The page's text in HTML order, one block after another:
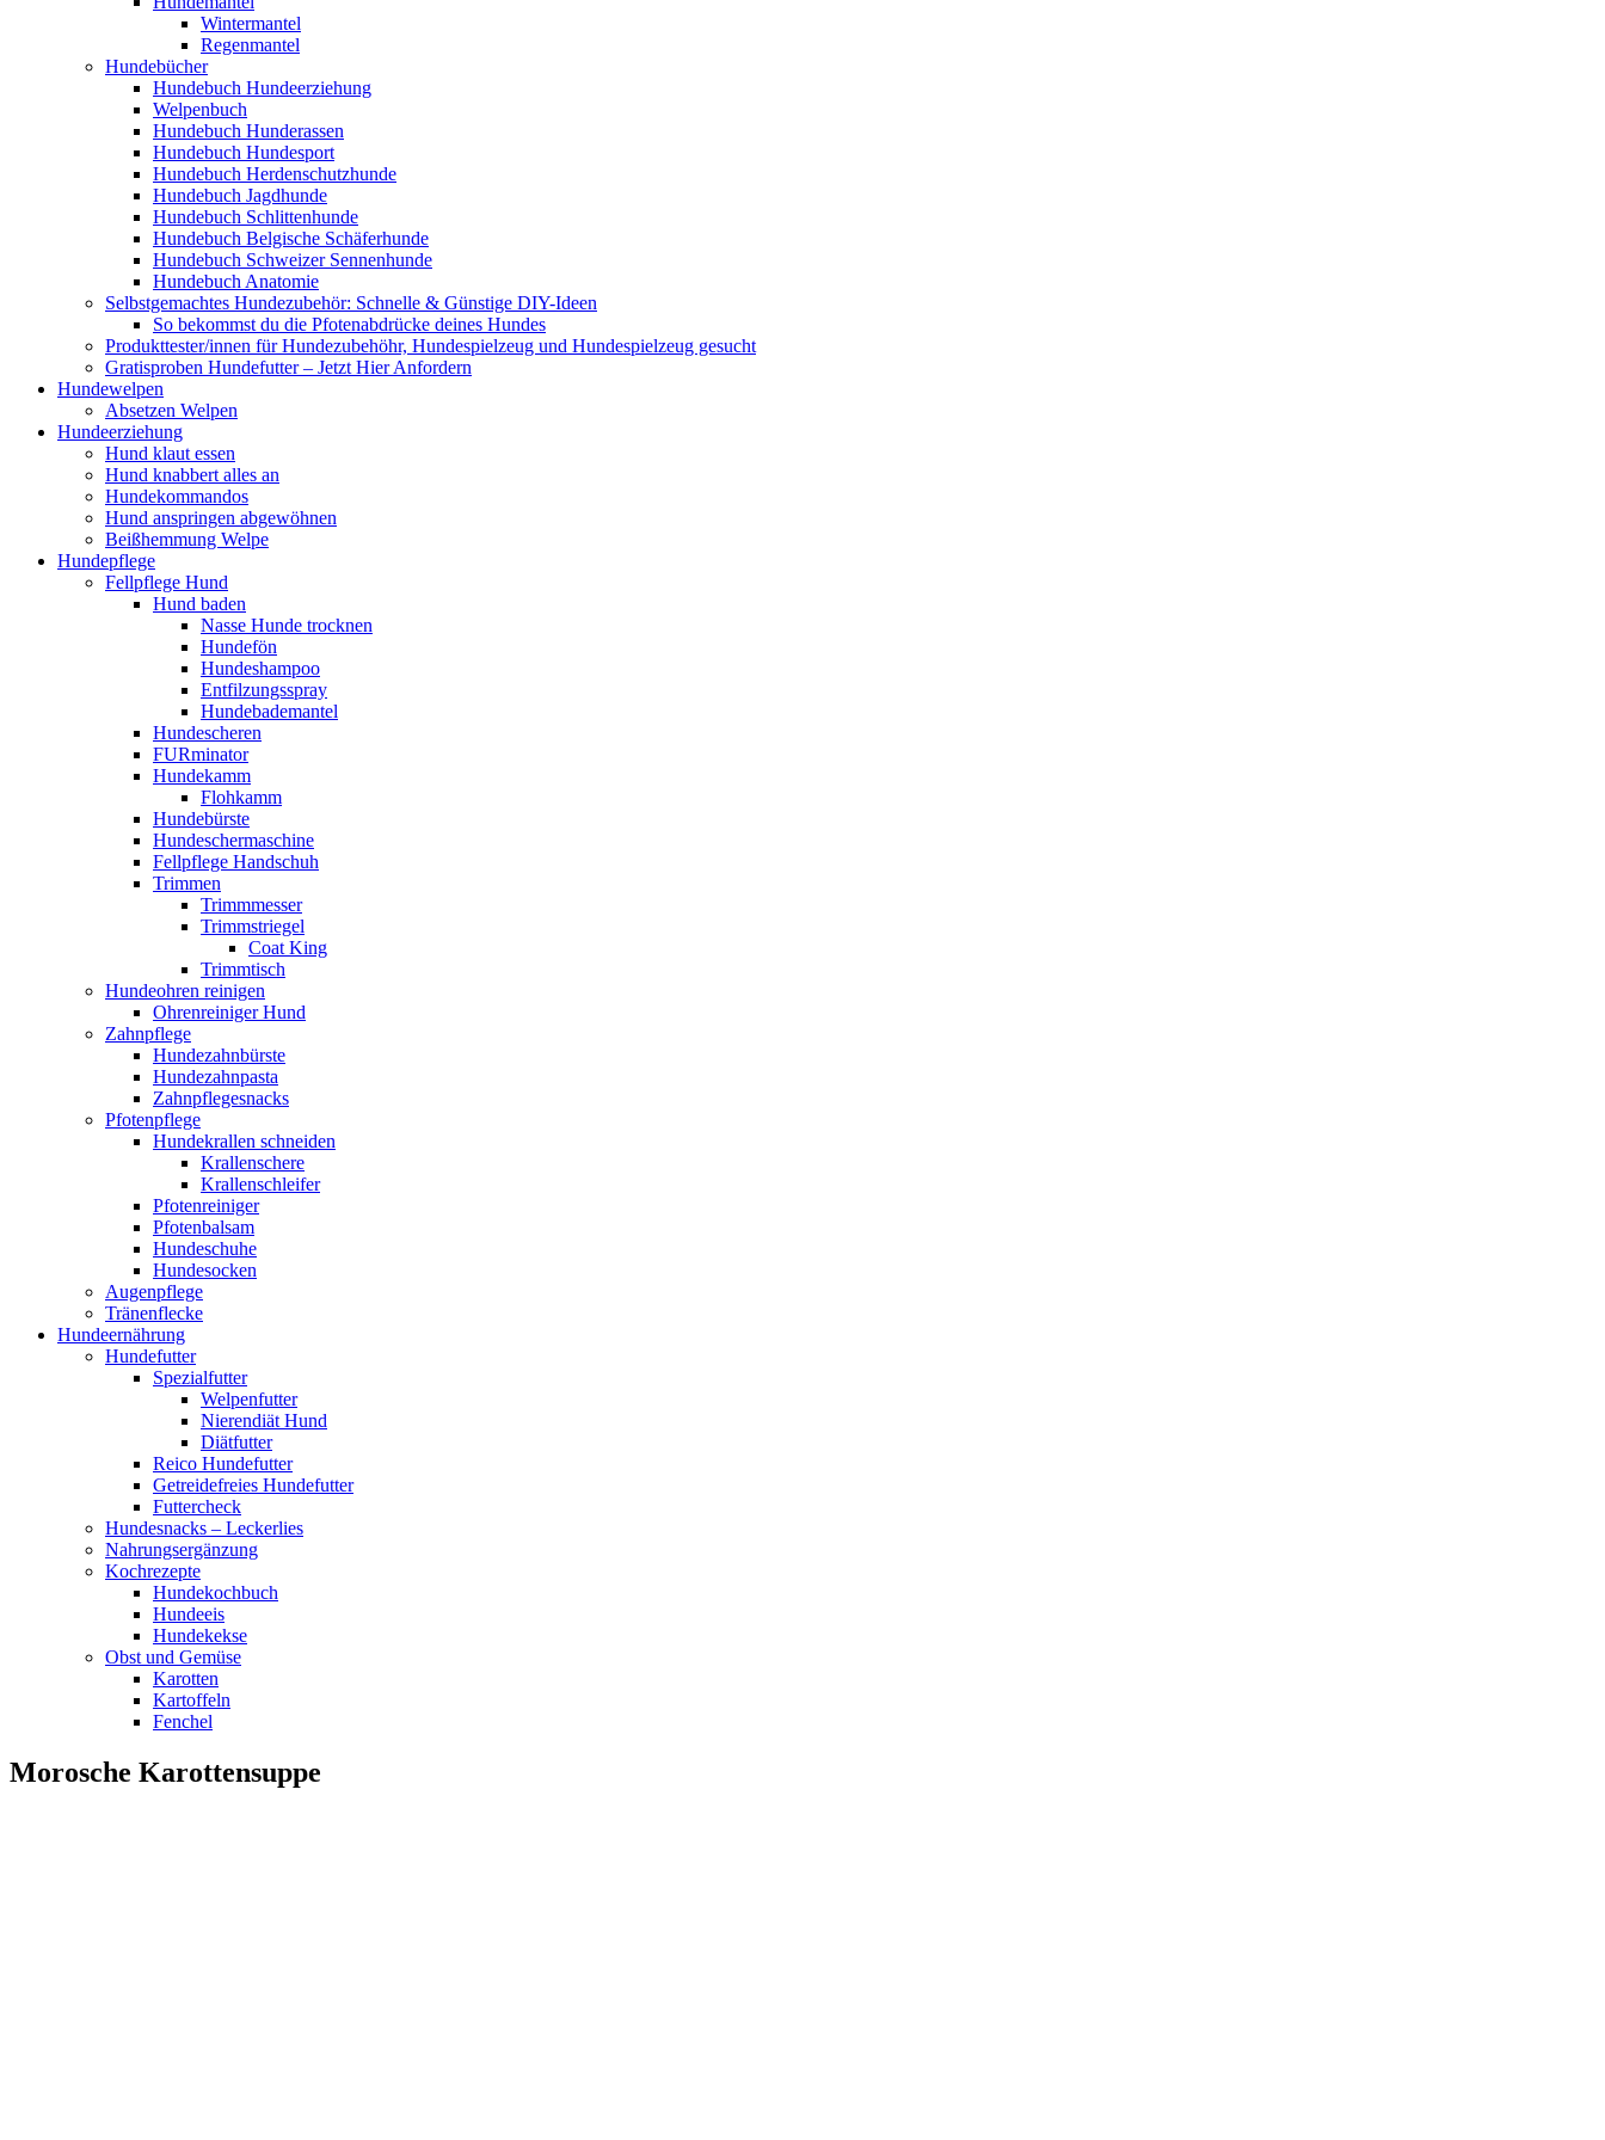
Wintermantel
Regenmantel
Hundebücher
Hundebuch Hundeerziehung
Welpenbuch
Hundebuch Hunderassen
Hundebuch Hundesport
Hundebuch Herdenschutzhunde
Hundebuch Jagdhunde
Hundebuch Schlittenhunde
Hundebuch Belgische Schäferhunde
Hundebuch Schweizer Sennenhunde
Hundebuch Anatomie
Selbstgemachtes Hundezubehör: Schnelle & Günstige DIY-Ideen
So bekommst du die Pfotenabdrücke deines Hundes
Produkttester/innen für Hundezubehöhr, Hundespielzeug und Hundespielzeug gesucht
Gratisproben Hundefutter – Jetzt Hier Anfordern
Hundewelpen
Absetzen Welpen
Hundeerziehung
Hund klaut essen
Hund knabbert alles an
Hundekommandos
Hund anspringen abgewöhnen
Beißhemmung Welpe
Hundepflege
Fellpflege Hund
Hund baden
Nasse Hunde trocknen
Hundefön
Hundeshampoo
Entfilzungsspray
Hundebademantel
Hundescheren
FURminator
Hundekamm
Flohkamm
Hundebürste
Hundeschermaschine
Fellpflege Handschuh
Trimmen
Trimmmesser
Trimmstriegel
Coat King
Trimmtisch
Hundeohren reinigen
Ohrenreiniger Hund
Zahnpflege
Hundezahnbürste
Hundezahnpasta
Zahnpflegesnacks
Pfotenpflege
Hundekrallen schneiden
Krallenschere
Krallenschleifer
Pfotenreiniger
Pfotenbalsam
Hundeschuhe
Hundesocken
Augenpflege
Tränenflecke
Hundeernährung
Hundefutter
Spezialfutter
Welpenfutter
Nierendiät Hund
Diätfutter
Reico Hundefutter
Getreidefreies Hundefutter
Futtercheck
Hundesnacks – Leckerlies
Nahrungsergänzung
Kochrezepte
Hundekochbuch
Hundeeis
Hundekekse
Obst und Gemüse
Karotten
Kartoffeln
Fenchel
Morosche Karottensuppe